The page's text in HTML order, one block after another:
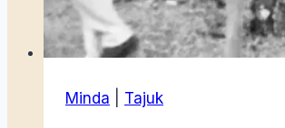
Minda Tajuk